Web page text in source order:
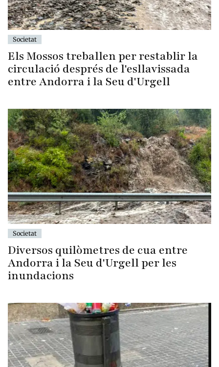
Societat
Els Mossos treballen per restablir la
circulació després de l'esllavissada
entre Andorra i la Seu d'Urgell
Societat
Diversos quilòmetres de cua entre
Andorra i la Seu d'Urgell per les
inundacions